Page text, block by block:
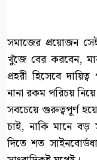
সমাজের প্রয়োজন
খুঁজে বের করবেন,
প্রহরী হিসেবে
নানা রকম পরিচয়
সবচেয়ে গুরুত্বপূর্ণ
চাই, নাকি মানে
দিতে শত